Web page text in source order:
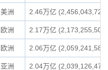
美洲 2.46万亿
欧洲 2.17万亿
欧洲 2.06万亿
亚洲 2.04万亿